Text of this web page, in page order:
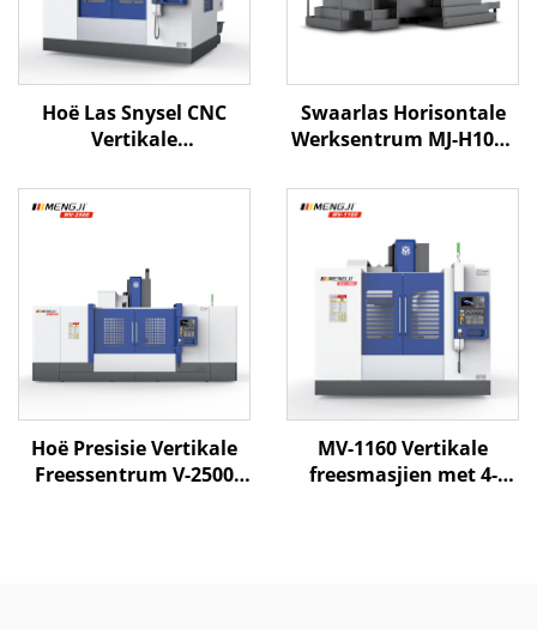
Hoë Las Snysel CNC
Vertikale
1167 X1100 Y600 Z700
BT-40 Twee Lineêre Gids
Swaarlas Horisontale
Werksentrum MJ-H1000
CNC Horisontale
Werksentrum
Hoë Presisie Vertikale
Freessentrum V-2500
MV-1160 Vertikale
freesmasjien met 4-